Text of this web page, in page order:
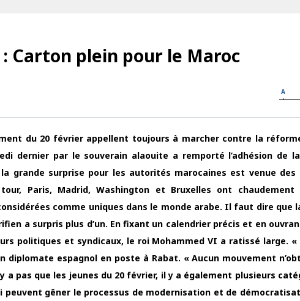
Carton plein pour le Maroc
A
du 20 février appellent toujours à marcher contre la
dernier par le souverain alaouite a remporté l’adhésion de
grande surprise pour les autorités marocaines est venue des
Paris, Madrid, Washington et Bruxelles ont
comme uniques dans le monde arabe. Il faut dire que
a surpris plus d’un. En fixant un calendrier précis et en
politiques et syndicaux, le roi Mohammed VI a ratissé large.
diplomate espagnol en poste à Rabat. « Aucun mouvement
a pas que les jeunes du 20 février, il y a également plusieurs
gêner le processus de modernisation et de